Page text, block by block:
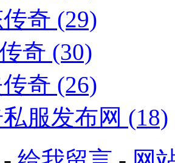
奇 (29)
奇 (30)
奇 (26)
服发布网 (18)